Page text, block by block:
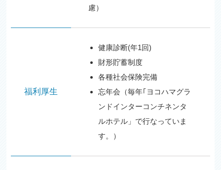
慮）
福利厚生
健康診断(年1回)
財形貯蓄制度
各種社会保険完備
忘年会（毎年｢ヨコハマグラ
ンドインターコンチネンタ
ルホテル」で行なっていま
す。）